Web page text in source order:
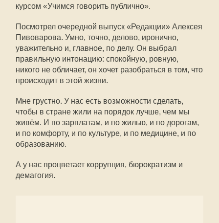
курсом «Учимся говорить публично».
Посмотрел очередной выпуск «Редакции» Алексея
Пивоварова. Умно, точно, делово, иронично,
уважительно и, главное, по делу. Он выбрал
правильную интонацию: спокойную, ровную,
никого не обличает, он хочет разобраться в том, что
происходит в этой жизни.
Мне грустно. У нас есть возможности сделать,
чтобы в стране жили на порядок лучше, чем мы
живём. И по зарплатам, и по жилью, и по дорогам,
и по комфорту, и по культуре, и по медицине, и по
образованию.
А у нас процветает коррупция, бюрократизм и
демагогия.